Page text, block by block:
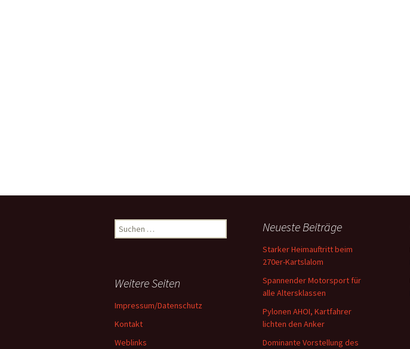
Suchen
nach:
Neueste Beiträge
Starker Heimauftritt beim
270er-Kartslalom
Spannender Motorsport für
alle Altersklassen
Pylonen AHOI, Kartfahrer
lichten den Anker
Dominante Vorstellung des
Weitere Seiten
Impressum/Datenschutz
Kontakt
Weblinks